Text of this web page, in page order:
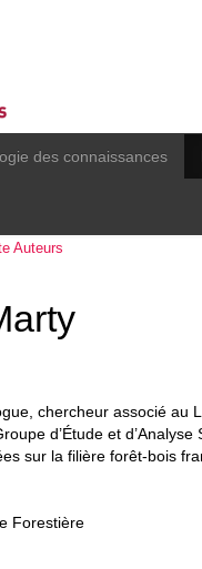
des connaissances
Auteurs
chercheur associé au
d’Étude et
sur la filière forêt-bois
Forestière